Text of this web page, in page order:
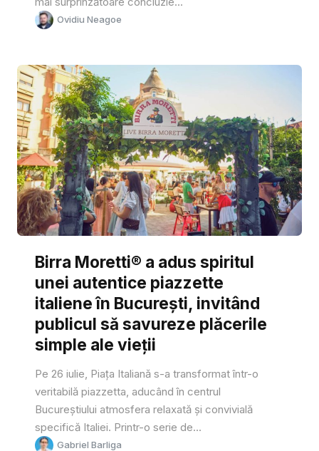
Ovidiu Neagoe
Birra Moretti® a adus spiritul
unei autentice piazzette
italiene în București, invitând
publicul să savureze plăcerile
simple ale vieții
Pe 26 iulie, Piața Italiană s-a transformat într-o
veritabilă piazzetta, aducând în centrul
Bucureștiului atmosfera relaxată și convivială
specifică Italiei. Printr-o serie de...
Gabriel Barliga